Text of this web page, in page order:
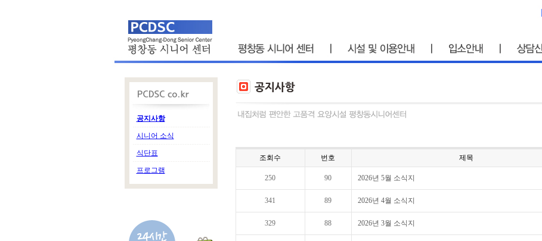
공지사항
시니어 소식
식단표
프로그램
조회수 번호 제목
250 90 2026년 5월 소식지
341 89 2026년 4월 소식지
329 88 2026년 3월 소식지